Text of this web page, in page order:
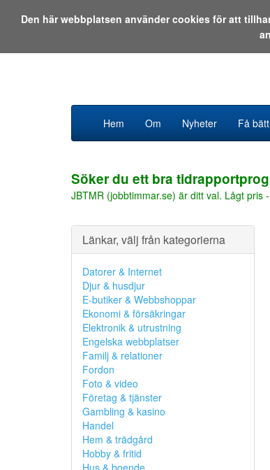
Hem Om Nyheter Få
Söker du ett bra
JBTMR (jobbtimmar.se) är ditt val. Lågt pris
Länkar, välj från kategorierna
Datorer & Internet
Djur & husdjur
E-butiker & Webbshoppar
Ekonomi & försäkringar
Elektronik & utrustning
Engelska webbplatser
Familj & relationer
Fordon
Foto & video
Företag & tjänster
Gambling & kasino
Handel
Hem & trädgård
Hobby & fritid
Hus & boende
Den här webbplatsen använder cookies för att